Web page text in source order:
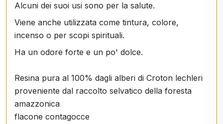
Alcuni dei suoi usi sono per la salute.
Viene anche utilizzata come tintura, colore,
incenso o per scopi spirituali.
Ha un odore forte e un po' dolce.
Resina pura al 100% dagli alberi di Croton lechleri
proveniente dal raccolto selvatico della foresta
amazzonica
flacone contagocce